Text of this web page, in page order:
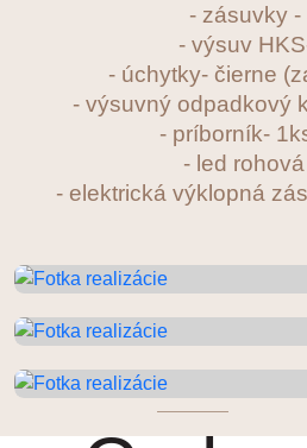
- zásuvky -
- výsuv
- úchytky- čierne
- výsuvný odpadkový
- príborník-
- led
- elektrická výklopná